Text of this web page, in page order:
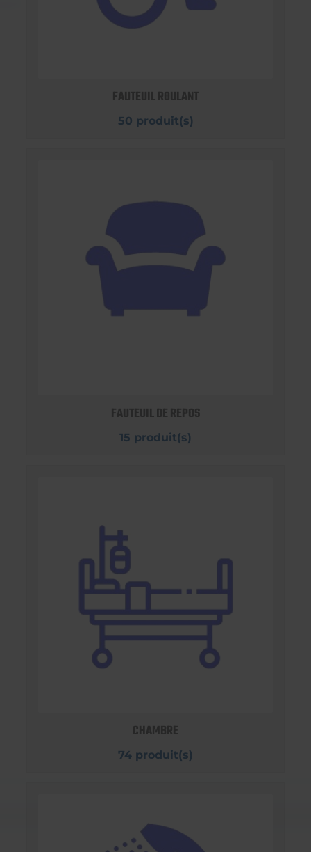
FAUTEUIL ROULANT
50 produit(s)
FAUTEUIL DE REPOS
15 produit(s)
CHAMBRE
74 produit(s)